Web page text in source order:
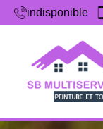
indisponible